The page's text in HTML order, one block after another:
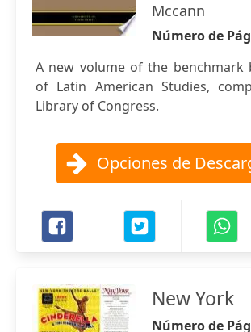
Mccann
Número de
A new volume of the benchmark
of Latin American Studies,
Library of Congress.
Opciones de
New York
Número de